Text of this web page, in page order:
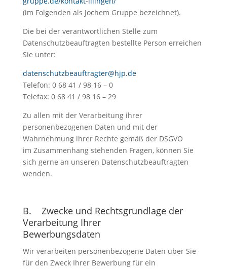
(im Folgenden als Jochem Gruppe bezeichnet).
Die bei der verantwortlichen Stelle zum
Datenschutzbeauftragten bestellte Person erreichen
Sie unter:
datenschutzbeauftragter@hjp.de
Telefon: 0 68 41 / 98 16 – 0
Telefax: 0 68 41 / 98 16 – 29
Zu allen mit der Verarbeitung ihrer
personenbezogenen Daten und mit der
Wahrnehmung ihrer Rechte gemäß der DSGVO
im Zusammenhang stehenden Fragen, können Sie
sich gerne an unseren Datenschutzbeauftragten
wenden.
B. Zwecke und Rechtsgrundlage der
Verarbeitung Ihrer
Bewerbungsdaten
Wir verarbeiten personenbezogene Daten über Sie
für den Zweck Ihrer Bewerbung für ein